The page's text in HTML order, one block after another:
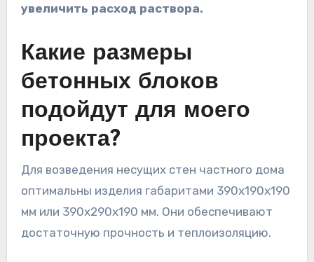
увеличить расход раствора.
Какие размеры
бетонных блоков
подойдут для моего
проекта?
Для возведения несущих стен частного дома
оптимальны изделия габаритами 390x190x190
мм или 390x290x190 мм. Они обеспечивают
достаточную прочность и теплоизоляцию.